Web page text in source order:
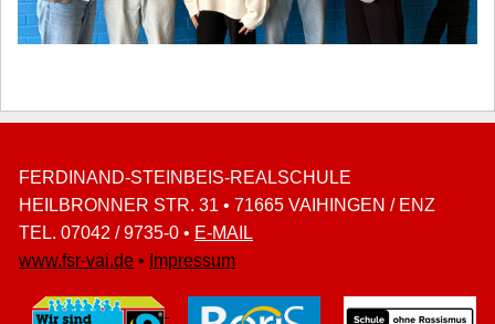
FERDINAND-STEINBEIS-REALSCHULE
HEILBRONNER STR. 31 • 71665 VAIHINGEN / ENZ
TEL. 07042 / 9735-0 • E-MAIL
www.fsr-vai.de • Impressum